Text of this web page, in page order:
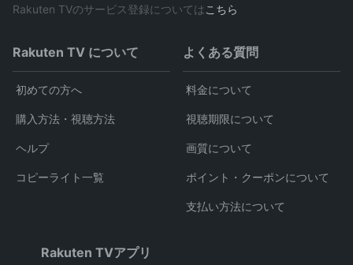
Rakuten TVのサービス登録については こちら
Rakuten TV について
初めての方へ
購入方法・視聴方法
ヘルプ
コピーライト一覧
よくある質問
料金について
視聴期限について
画質について
ポイント・クーポンについて
支払い方法について
Rakuten TVアプリ